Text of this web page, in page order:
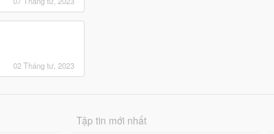
02 Tháng tư, 2023
Tập tin mới nhất